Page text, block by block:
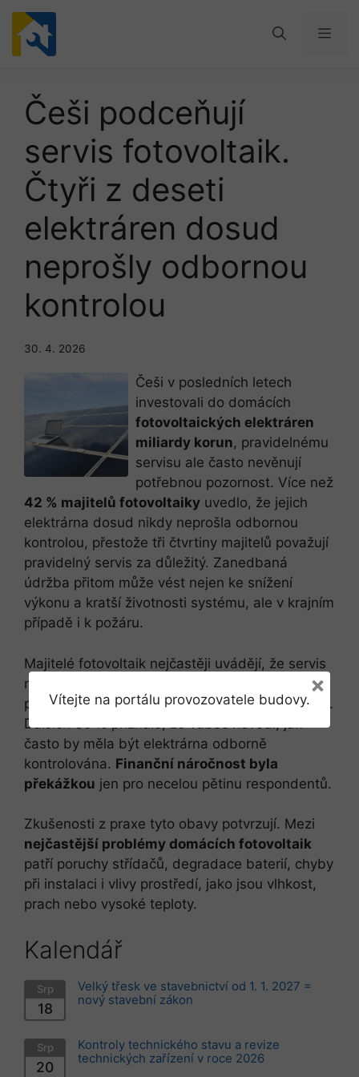
Přeskočit
obsah
Češi podceňují
servis fotovoltaik.
Čtyři z deseti
elektráren dosud
neprošly odbornou
kontrolou
30. 4. 2026
Češi v posledních letech
investovali do domácích
fotovoltaických elektráren
miliardy korun, pravidelnému
servisu ale často nevěnují
potřebnou pozornost. Více než
42 % majitelů fotovoltaiky uvedlo, že jejich
elektrárna dosud nikdy neprošla odbornou
kontrolou, přestože tři čtvrtiny majitelů považují
pravidelný servis za důležitý. Zanedbaná
údržba přitom může vést nejen ke snížení
výkonu a kratší životnosti systému, ale v krajním
případě i k požáru.
Majitelé fotovoltaik nejčastěji uvádějí, že servis
neřeší proto, že zatím nezaznamenali žádný
problém. Tento důvod uvedlo 42 % dotázaných.
Dalších 30 % přiznalo, že vůbec nevědí, jak
často by měla být elektrárna odborně
kontrolována. Finanční náročnost byla
překážkou jen pro necelou pětinu respondentů.
Zkušenosti z praxe tyto obavy potvrzují. Mezi
nejčastější problémy domácích fotovoltaik
patří poruchy střídačů, degradace baterií, chyby
při instalaci i vlivy prostředí, jako jsou vlhkost,
prach nebo vysoké teploty.
Kalendář
Srp
18
Velký třesk ve stavebnictví od 1. 1. 2027 =
nový stavební zákon
Srp
20
Kontroly technického stavu a revize
technických zařízení v roce 2026
Vítejte na portálu provozovatele budovy.
×